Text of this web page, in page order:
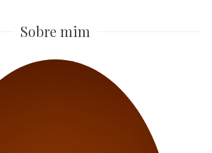
Sobre mim